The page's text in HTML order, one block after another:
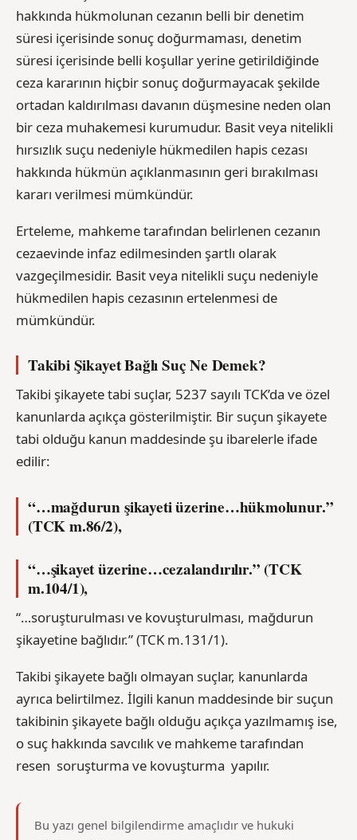
hakkında hükmolunan cezanın belli bir denetim
süresi içerisinde sonuç doğurmaması, denetim
süresi içerisinde belli koşullar yerine getirildiğinde
ceza kararının hiçbir sonuç doğurmayacak şekilde
ortadan kaldırılması davanın düşmesine neden olan
bir ceza muhakemesi kurumudur. Basit veya nitelikli
hırsızlık suçu nedeniyle hükmedilen hapis cezası
hakkında hükmün açıklanmasının geri bırakılması
kararı verilmesi mümkündür.
Erteleme, mahkeme tarafından belirlenen cezanın
cezaevinde infaz edilmesinden şartlı olarak
vazgeçilmesidir. Basit veya nitelikli suçu nedeniyle
hükmedilen hapis cezasının ertelenmesi de
mümkündür.
Takibi Şikayet Bağlı Suç Ne Demek?
Takibi şikayete tabi suçlar, 5237 sayılı TCK’da ve özel
kanunlarda açıkça gösterilmiştir. Bir suçun şikayete
tabi olduğu kanun maddesinde şu ibarelerle ifade
edilir:
“…mağdurun şikayeti üzerine…hükmolunur.”
(TCK m.86/2),
“…şikayet üzerine…cezalandırılır.” (TCK
m.104/1),
“…soruşturulması ve kovuşturulması, mağdurun
şikayetine bağlıdır.” (TCK m.131/1).
Takibi şikayete bağlı olmayan suçlar, kanunlarda
ayrıca belirtilmez. İlgili kanun maddesinde bir suçun
takibinin şikayete bağlı olduğu açıkça yazılmamış ise,
o suç hakkında savcılık ve mahkeme tarafından
resen soruşturma ve kovuşturma yapılır.
Bu yazı genel bilgilendirme amaçlıdır ve hukuki